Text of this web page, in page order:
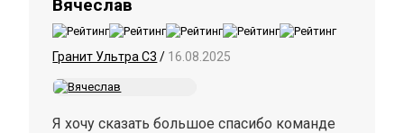
Вячеслав
Гранит Ультра С3 / 16.08.2025
Я хочу сказать большое спасибо команде